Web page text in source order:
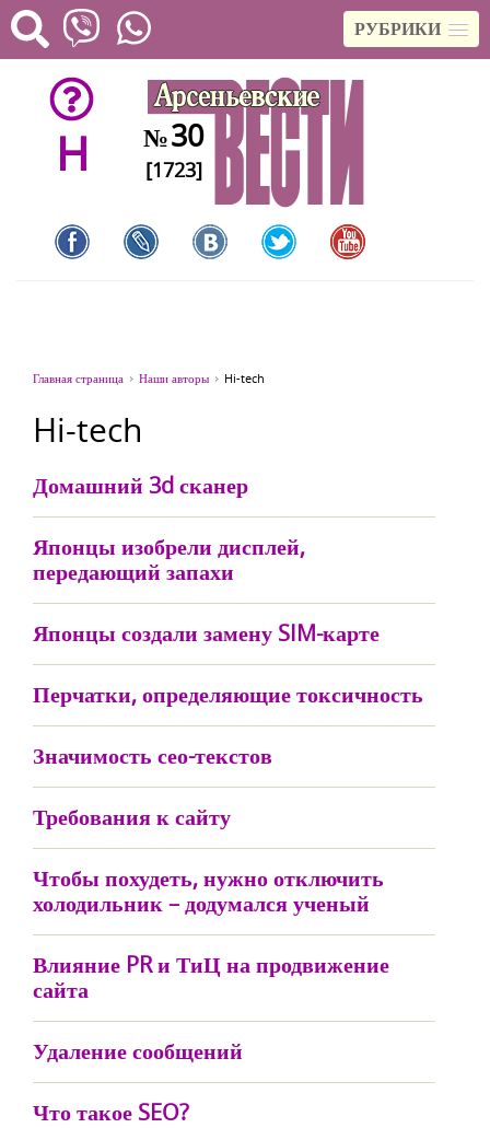
РУБРИКИ
H №30
[1723]
Главная страница Наши авторы Hi-tech
Hi-tech
Домашний 3d сканер
Японцы изобрели дисплей,
передающий запахи
Японцы создали замену SIM-карте
Перчатки, определяющие токсичность
Значимость сео-текстов
Требования к сайту
Чтобы похудеть, нужно отключить
холодильник – додумался ученый
Влияние PR и ТиЦ на продвижение
сайта
Удаление сообщений
Что такое SEO?